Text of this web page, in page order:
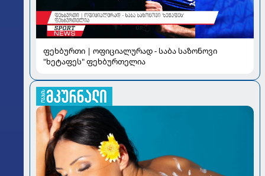
ფეხბურთი | ოფიციალურად - საბა საზონოვი
"ხეტაფეს" ფეხბურთელია